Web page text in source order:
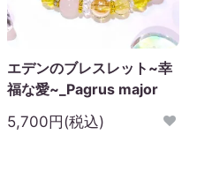
エデンのブレスレット~幸
福な愛~_Pagrus major
5,700円(税込)